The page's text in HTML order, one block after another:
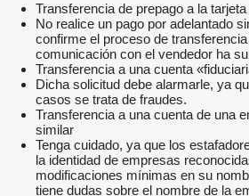
Transferencia de prepago a la tarjeta
No realice un pago por adelantado
confirme el proceso de
comunicación con el vendedor ha
Transferencia a una cuenta
Dicha solicitud debe alarmarle, ya
casos se trata de fraudes.
Transferencia a una cuenta de una
similar
Tenga cuidado, ya que los
la identidad de empresas
modificaciones mínimas en su
tiene dudas sobre el nombre de la